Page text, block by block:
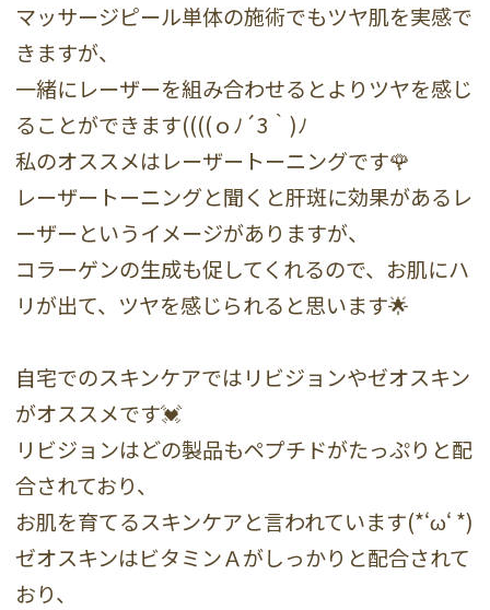
マッサージピール単体の施術でもツヤ肌を実感で
きますが、
一緒にレーザーを組み合わせるとよりツヤを感じ
ることができます((((ｏﾉ´3｀)ﾉ
私のオススメはレーザートーニングです🌹
レーザートーニングと聞くと肝斑に効果があるレ
ーザーというイメージがありますが、
コラーゲンの生成も促してくれるので、お肌にハ
リが出て、ツヤを感じられると思います🌟
自宅でのスキンケアではリビジョンやゼオスキン
がオススメです💓
リビジョンはどの製品もペプチドがたっぷりと配
合されており、
お肌を育てるスキンケアと言われています(*‘ω‘ *)
ゼオスキンはビタミンＡがしっかりと配合されて
おり、